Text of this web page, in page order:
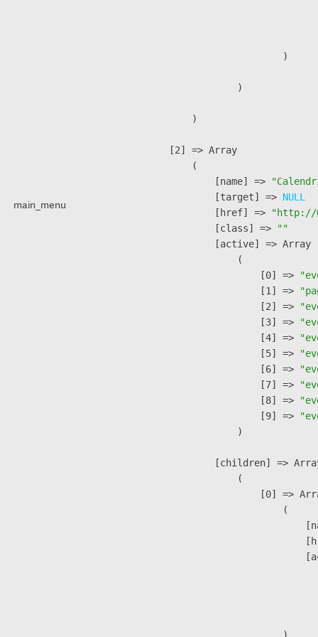
main_menu
                        )
                )
        )
    [2] => Array
        (
            [name] =>
            [target] =>
NULL
            [href] =>
"http://
            [class] =>
""
            [active] => Array
                (
                    [0] =>
                    [1] =>
                    [2] =>
                    [3] =>
                    [4] =>
                    [5] =>
                    [6] =>
                    [7] =>
                    [8] =>
                    [9] =>
                )
[children] =>
                (
[0] =>
                        (
                        )